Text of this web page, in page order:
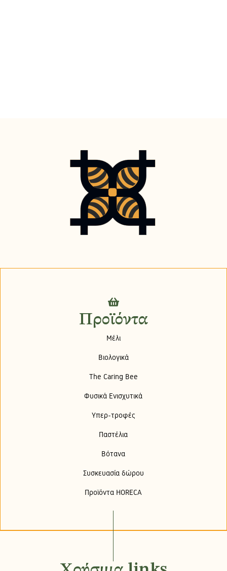
Προϊόντα
Μέλι
Βιολογικά
The Caring Bee
Φυσικά Ενισχυτικά
Υπερ-τροφές
Παστέλια
Βότανα
Συσκευασία δώρου
Προϊόντα HORECA